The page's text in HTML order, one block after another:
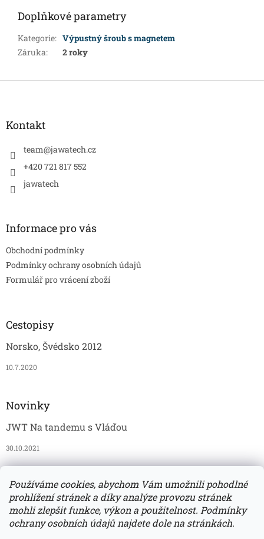
Používáme cookies, abychom Vám umožnili pohodlné
prohlížení stránek a díky analýze provozu stránek
mohli zlepšit funkce, výkon a použitelnost. Podmínky
ochrany osobních údajů najdete dole na stránkách.
Doplňkové parametry
Kategorie: Výpustný šroub s magnetem
Záruka: 2 roky
Z
Kontakt
team@jawatech.cz
+420 721 817 552
jawatech
Informace pro vás
Obchodní podmínky
Podmínky ochrany osobních údajů
Formulář pro vrácení zboží
Cestopisy
Norsko, Švédsko 2012
10.7.2020
Novinky
JWT Na tandemu s Vláďou
30.10.2021
JAWAmania Vomi Grošák JAWATECH na Instagramu